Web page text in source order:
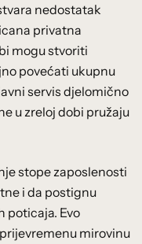
nedostatak
privatna
mogu stvoriti
povećati ukupnu
servis djelomično
u zreloj dobi pružaju
stope zaposlenosti
i da postignu
poticaja. Evo
mirovinu